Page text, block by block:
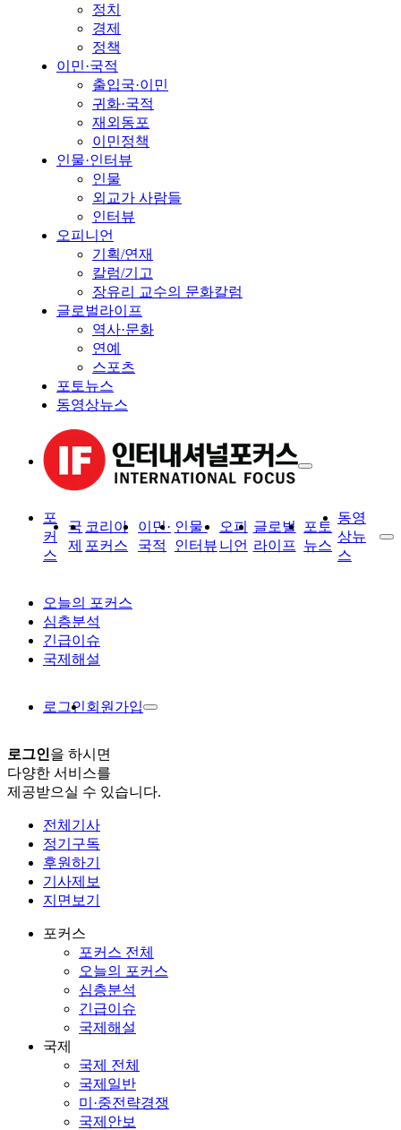
정치
경제
정책
이민·국적
출입국·이민
귀화·국적
재외동포
이민정책
인물·인터뷰
인물
외교가 사람들
인터뷰
오피니언
기획/연재
칼럼/기고
장유리 교수의 문화칼럼
글로벌라이프
역사·문화
연예
스포츠
포토뉴스
동영상뉴스
포
커
스
국
제
코리아
포커스
이민·
국적
인물·
인터뷰
오피
니언
글로벌
라이프
포토
뉴스
동영
상뉴
스
오늘의 포커스
심층분석
긴급이슈
국제해설
로그인회원가입
로그인을 하시면
다양한 서비스를
제공받으실 수 있습니다.
전체기사
정기구독
후원하기
기사제보
지면보기
포커스
포커스 전체
오늘의 포커스
심층분석
긴급이슈
국제해설
국제
국제 전체
국제일반
미·중전략경쟁
국제안보